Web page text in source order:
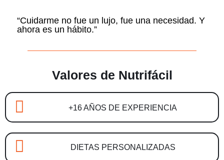
“Cuidarme no fue un lujo, fue una necesidad. Y
ahora es un hábito.”
Valores de Nutrifácil
+16 AÑOS DE EXPERIENCIA
DIETAS PERSONALIZADAS